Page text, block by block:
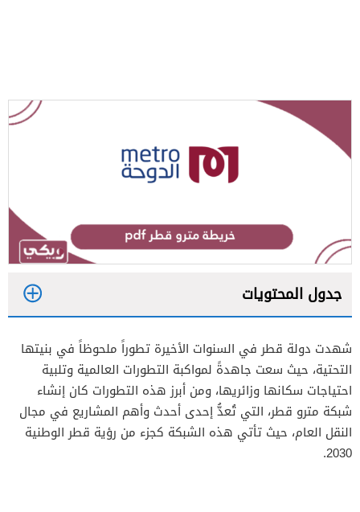
جدول المحتويات
2
شهدت دولة قطر في السنوات الأخيرة تطوراً ملحوظاً في بنيتها
التحتية، حيث سعت جاهدةً لمواكبة التطورات العالمية وتلبية
احتياجات سكانها وزائريها، ومن أبرز هذه التطورات كان إنشاء
شبكة مترو قطر، التي تُعدُّ إحدى أحدث وأهم المشاريع في مجال
النقل العام، حيث تأتي هذه الشبكة كجزء من رؤية قطر الوطنية
2030.